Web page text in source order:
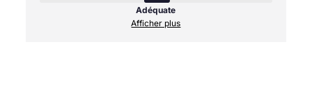
Adéquate
Afficher plus